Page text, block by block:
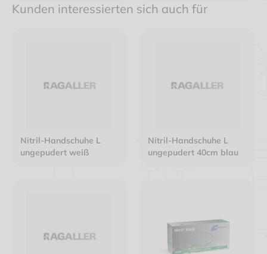
Kunden interessierten sich auch für
Nitril-Handschuhe L
ungepudert weiß
Nitril-Handschuhe L
ungepudert 40cm blau